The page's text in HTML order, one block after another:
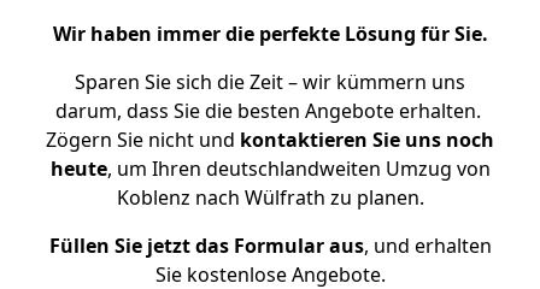
Wir haben immer die perfekte Lösung für Sie.
Sparen Sie sich die Zeit – wir kümmern uns
darum, dass Sie die besten Angebote erhalten.
Zögern Sie nicht und kontaktieren Sie uns noch
heute, um Ihren deutschlandweiten Umzug von
Koblenz nach Wülfrath zu planen.
Füllen Sie jetzt das Formular aus, und erhalten
Sie kostenlose Angebote.